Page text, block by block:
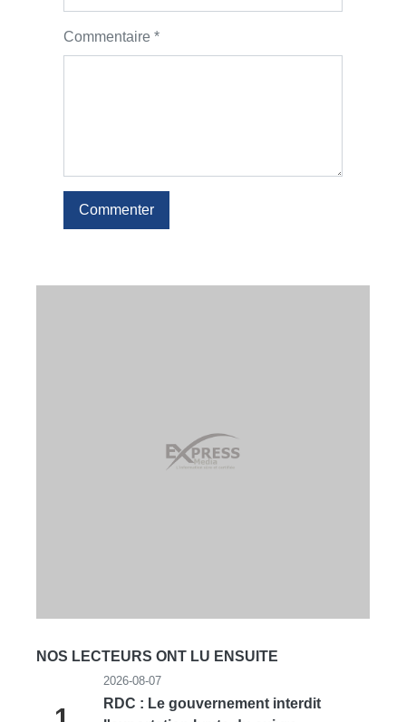
Commentaire *
Commenter
NOS LECTEURS ONT LU ENSUITE
2026-08-07
RDC : Le gouvernement interdit